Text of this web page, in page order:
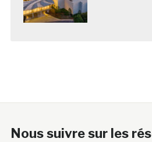
Nous suivre sur les